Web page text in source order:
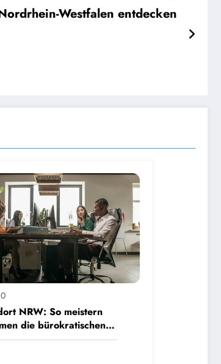
Westfalen entdecken
0
NRW: So meistern
die bürokratischen